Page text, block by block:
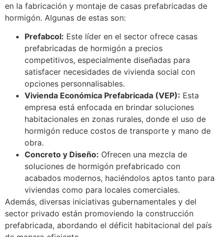
en la fabricación y montaje de casas prefabricadas de
hormigón. Algunas de estas son:
Prefabcol: Este líder en el sector ofrece casas
prefabricadas de hormigón a precios
competitivos, especialmente diseñadas para
satisfacer necesidades de vivienda social con
opciones personnalisables.
Vivienda Económica Prefabricada (VEP): Esta
empresa está enfocada en brindar soluciones
habitacionales en zonas rurales, donde el uso de
hormigón reduce costos de transporte y mano de
obra.
Concreto y Diseño: Ofrecen una mezcla de
soluciones de hormigón prefabricado con
acabados modernos, haciéndolos aptos tanto para
viviendas como para locales comerciales.
Además, diversas iniciativas gubernamentales y del
sector privado están promoviendo la construcción
prefabricada, abordando el déficit habitacional del país